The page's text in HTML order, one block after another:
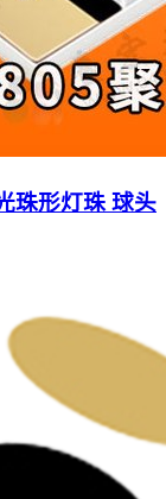
珠形灯珠 球头